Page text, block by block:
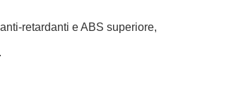
retardanti e ABS superiore,